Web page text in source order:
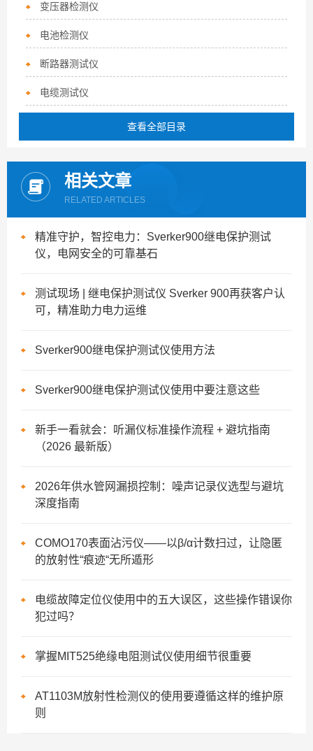
变压器检测仪
电池检测仪
断路器测试仪
电缆测试仪
查看全部目录
相关文章
RELATED ARTICLES
精准守护，智控电力：Sverker900继电保护测试
仪，电网安全的可靠基石
测试现场 | 继电保护测试仪 Sverker 900再获客户认
可，精准助力电力运维
Sverker900继电保护测试仪使用方法
Sverker900继电保护测试仪使用中要注意这些
新手一看就会：听漏仪标准操作流程 + 避坑指南
（2026 最新版）
2026年供水管网漏损控制：噪声记录仪选型与避坑
深度指南
COMO170表面沾污仪——以β/α计数扫过，让隐匿
的放射性“痕迹“无所遁形
电缆故障定位仪使用中的五大误区，这些操作错误你
犯过吗？
掌握MIT525绝缘电阻测试仪使用细节很重要
AT1103M放射性检测仪的使用要遵循这样的维护原
则